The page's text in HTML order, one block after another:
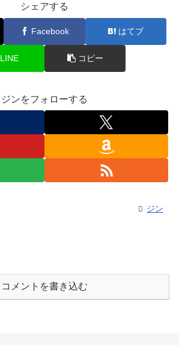
シェアする
Facebook はてブ
LINE コピー
ジンをフォローする
ジン
コメントを書き込む